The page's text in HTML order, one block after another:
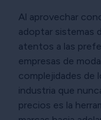
Al aprovechar
adoptar sistemas
atentos a las
empresas de
complejidades de
industria que
precios es la